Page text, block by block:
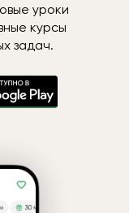
уроки
курсы
задач.